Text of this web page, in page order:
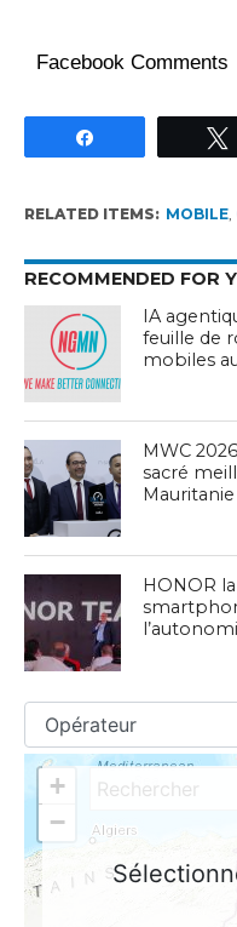
Facebook Comments
RELATED ITEMS: MOBILE,
RECOMMENDED FOR
IA
feuille de
mobiles
MWC
sacré
HONOR